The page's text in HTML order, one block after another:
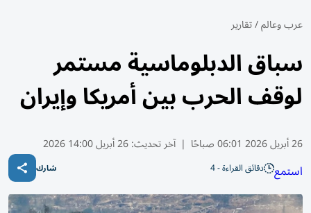
عرب وعالم/تقارير
سباق الدبلوماسية مستمر
لوقف الحرب بين أمريكا وإيران
26 أبريل 2026 06:01 صباحًا | آخر تحديث:26 أبريل 14:00 2026
استمع دقائق القراءة - 4 شارك